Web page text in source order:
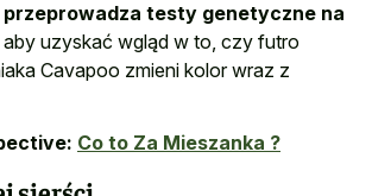
przeprowadza testy genetyczne na
aby uzyskać wgląd w to, czy futro
Cavapoo zmieni kolor wraz z
Co to Za Mieszanka ?